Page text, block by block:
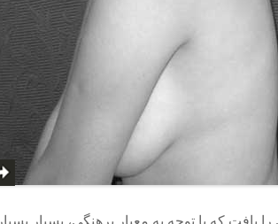
یافت که با توجه به معیار برهنگی، بسیار بسیار